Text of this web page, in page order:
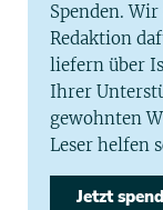
Spenden.
Redaktion
liefern über
Ihrer
gewohnten
Leser helfen
Jetzt